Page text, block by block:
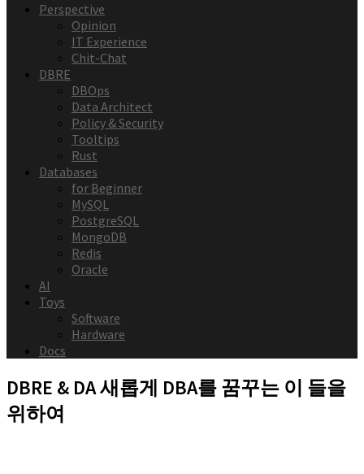
Perspective
Opinion
IT Experience
Chit-Chat
DBRE
DBOps
Data Architect
Policy & Security
Tooltips
Rust
Databases
for Beginner
MySQL
PostgreSQL
MongoDB
Redis
Oracle
AI
Toys
Software
Hardware
Docs
DBRE & DA새롭게 DBA를 꿈꾸는 이 들을
위하여